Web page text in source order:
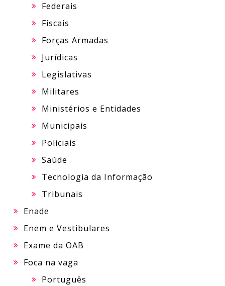
Federais
Fiscais
Forças Armadas
Jurídicas
Legislativas
Militares
Ministérios e Entidades
Municipais
Policiais
Saúde
Tecnologia da Informação
Tribunais
Enade
Enem e Vestibulares
Exame da OAB
Foca na vaga
Português